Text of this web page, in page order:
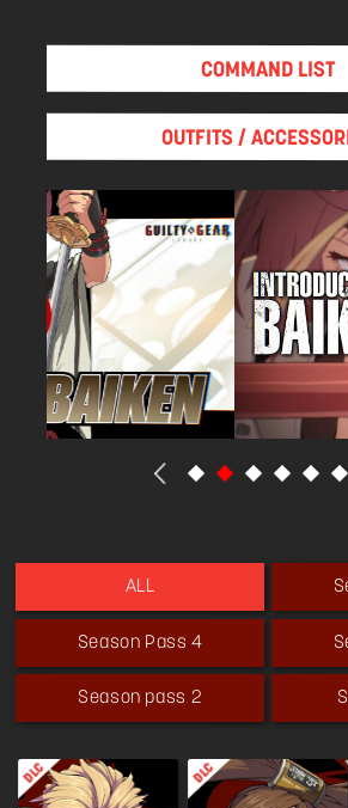
COMMAND LIST
OUTFITS /
ALL
Season Pass 4
Season pass 2